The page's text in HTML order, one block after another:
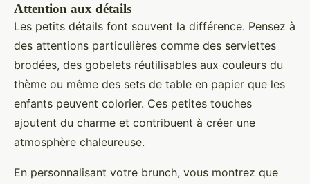
Attention aux détails
Les petits détails font souvent la différence. Pensez à
des attentions particulières comme des serviettes
brodées, des gobelets réutilisables aux couleurs du
thème ou même des sets de table en papier que les
enfants peuvent colorier. Ces petites touches
ajoutent du charme et contribuent à créer une
atmosphère chaleureuse.
En personnalisant votre brunch, vous montrez que